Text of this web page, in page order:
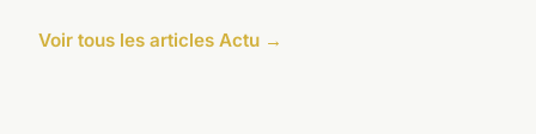
Voir tous les articles Actu →